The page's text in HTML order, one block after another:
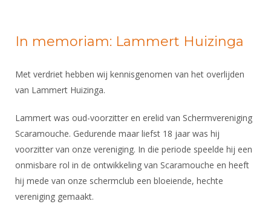
Bondsbureau
Medewerkers
Samenwerking
Schermpaspoort
Wedstrijdkalender
KNAS Keurmerk
NK's
JEC
Veteranenwedstrijden
Atletencommissie
Internationale aanmeldingen
Opleidingen
Leraar
Voor scheidsrechters
Nieuws
Scheidsrechterslijst
Scheidsrechter Documentatie
In memoriam: Lammert Huizinga
Met verdriet hebben wij kennisgenomen van het overlijden
van Lammert Huizinga.
Lammert was oud-voorzitter en erelid van Schermvereniging
Scaramouche. Gedurende maar liefst 18 jaar was hij
voorzitter van onze vereniging. In die periode speelde hij een
onmisbare rol in de ontwikkeling van Scaramouche en heeft
hij mede van onze schermclub een bloeiende, hechte
vereniging gemaakt.